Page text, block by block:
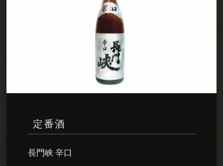
定番酒
長門峡 辛口